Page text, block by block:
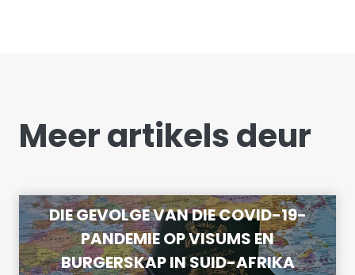
Meer artikels deur
DIE GEVOLGE VAN DIE COVID-19-
PANDEMIE OP VISUMS EN
BURGERSKAP IN SUID-AFRIKA